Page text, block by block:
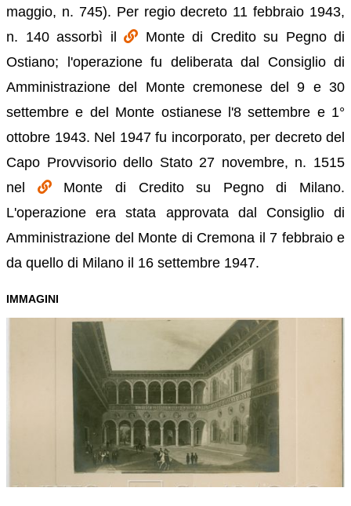
maggio, n. 745). Per regio decreto 11 febbraio 1943,
n. 140 assorbì il
Monte di Credito su Pegno di
Ostiano; l'operazione fu deliberata dal Consiglio di
Amministrazione del Monte cremonese del 9 e 30
settembre e del Monte ostianese l'8 settembre e 1°
ottobre 1943. Nel 1947 fu incorporato, per decreto del
Capo Provvisorio dello Stato 27 novembre, n. 1515
nel
Monte di Credito su Pegno di Milano.
L'operazione era stata approvata dal Consiglio di
Amministrazione del Monte di Cremona il 7 febbraio e
da quello di Milano il 16 settembre 1947.
IMMAGINI